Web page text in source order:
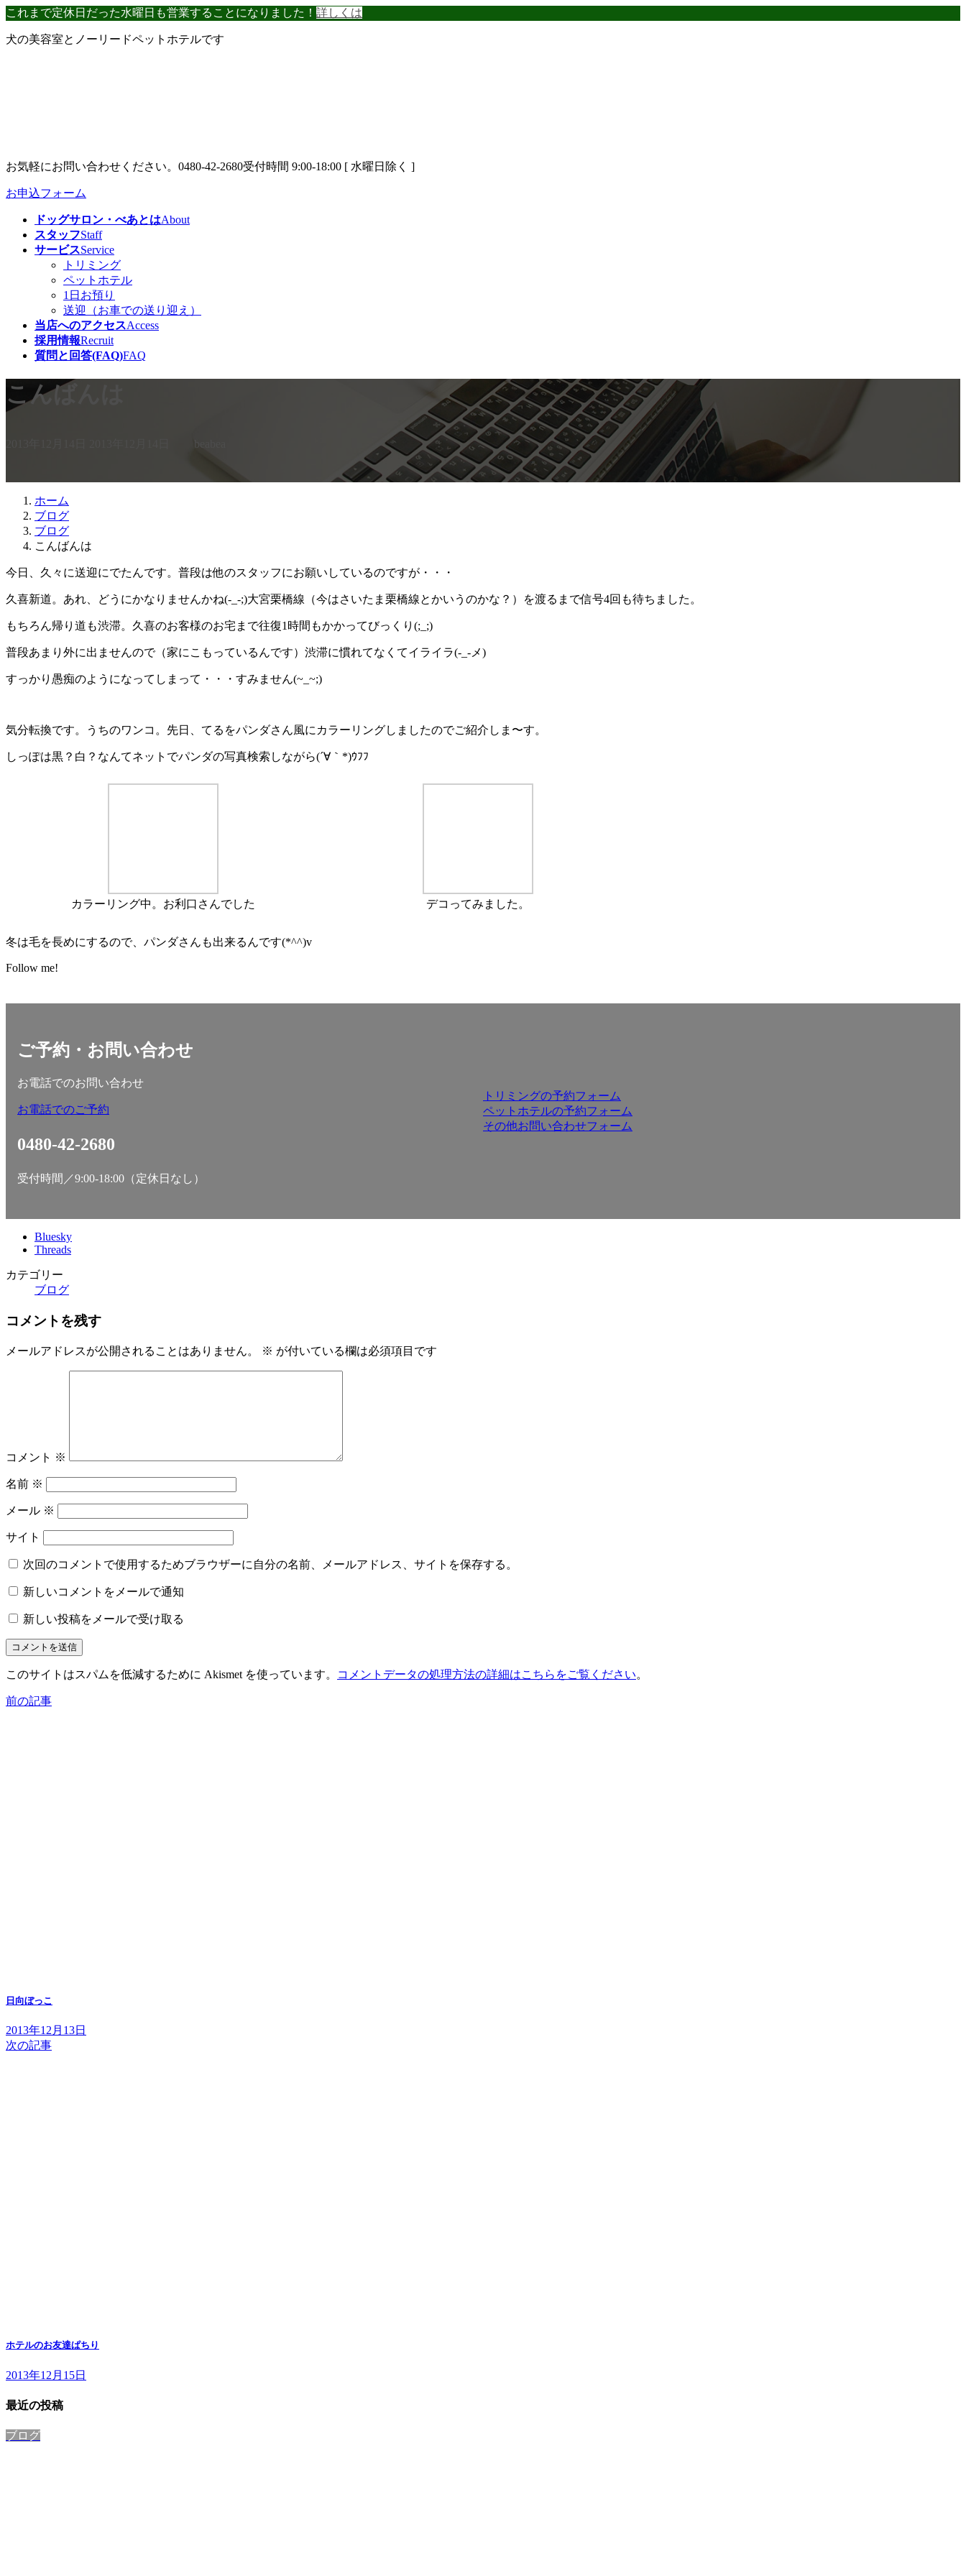
コ
テ
ナ
ゲ
これまで定休日だった水曜日も営業することになりました！ 詳しくは
犬の美容室とノーリードペットホテルです
お気軽にお問い合わせください。 0480-42-2680受付時間 9:00-18:00 [ 水曜日除く ]
お申込フォーム
ドッグサロン・べあとはAbout
スタッフStaff
サービスService
トリミング
ペットホテル
1日お預り
送迎（お車での送り迎え）
当店へのアクセスAccess
採用情報Recruit
質問と回答(FAQ)FAQ
こんばんは
ホーム
ブログ
ブログ
こんばんは
今日、久々に送迎にでたんです。普段は他のスタッフにお願いしているのですが・・・
久喜新道。あれ、どうにかなりませんかね(-_-;)大宮栗橋線（今はさいたま栗橋線とかいうのかな？）を渡るまで信号4回も待ちました。
もちろん帰り道も渋滞。久喜のお客様のお宅まで往復1時間もかかってびっくり(;_;)
普段あまり外に出ませんので（家にこもっているんです）渋滞に慣れてなくてイライラ(-_-メ)
すっかり愚痴のようになってしまって・・・すみません(~_~;)
気分転換です。うちのワンコ。先日、てるをパンダさん風にカラーリングしましたのでご紹介しま〜す。
しっぽは黒？白？なんてネットでパンダの写真検索しながら(´∀｀*)ｳﾌﾌ
カラーリング中。お利口さんでした デコってみました。
冬は毛を長めにするので、パンダさんも出来るんです(*^^)v
Follow me!
ご予約・お問い合わせ
お電話でのお問い合わせ
お電話でのご予約
0480-42-2680
受付時間／9:00-18:00（定休日なし）
トリミングの予約フォーム
ペットホテルの予約フォーム
その他お問い合わせフォーム
Bluesky
Threads
カテゴリー
ブログ
コメントを残す
メールアドレスが公開されることはありません。 ※ が付いている欄は必須項目です
コメント ※
名前 ※
メール ※
サイト
次回のコメントで使用するためブラウザーに自分の名前、メールアドレス、サイトを保存する。
新しいコメントをメールで通知
新しい投稿をメールで受け取る
このサイトはスパムを低減するために Akismet を使っています。 コメントデータの処理方法の詳細はこちらをご覧ください。
前の記事
日向ぼっこ
2013年12月13日
次の記事
ホテルのお友達ぱちり
2013年12月15日
最近の投稿
ブログ